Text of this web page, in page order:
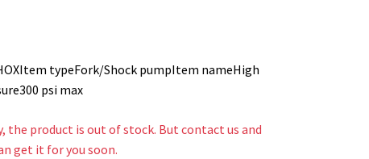
typeFork/Shock pumpItem nameHigh
psi max
the product is out of stock. But contact us and
get it for you soon.